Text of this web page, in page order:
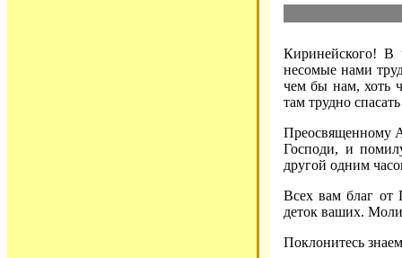
Киринейского! В
несомые нами
чем бы нам, хоть
там трудно
Преосвященному
Господи, и
другой одним
Всех вам благ от
деток ваших.
Поклонитесь